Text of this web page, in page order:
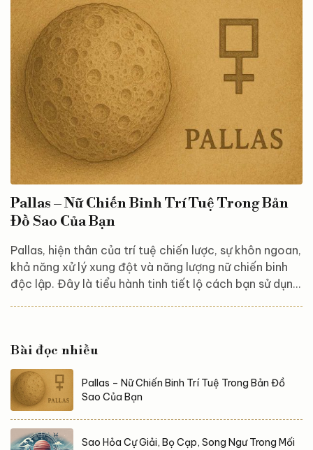
cùng? Đó chính là Juno – tiểu hành tinh của cam kết,
sự bình đẳng trong mối quan hệ và những kết nối linh
hồn bền chặt. Juno trong thần thoại – Nữ hoàng của
hôn nhân và...
Pallas – Nữ Chiến Binh Trí Tuệ Trong Bản
Đồ Sao Của Bạn
Pallas, hiện thân của trí tuệ chiến lược, sự khôn ngoan,
khả năng xử lý xung đột và năng lượng nữ chiến binh
độc lập. Đây là tiểu hành tinh tiết lộ cách bạn sử dụng
Athena Pallas Athena là nữ thần trí tuệ, chiến lược và
nghệ thuật trong thần thoại Hy Lạp. Khác với những
chiến binh bạo lực, Athena chiến đấu bằng...
Bài đọc nhiều
Pallas – Nữ Chiến Binh Trí Tuệ Trong Bản Đồ
Sao Của Bạn
Sao Hỏa Cự Giải, Bọ Cạp, Song Ngư Trong Mối